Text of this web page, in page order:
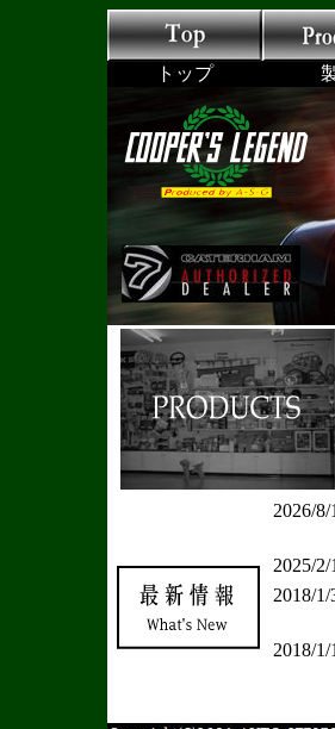
トップ
2026/8/1
2025/2/
2018/1/
2018/1/